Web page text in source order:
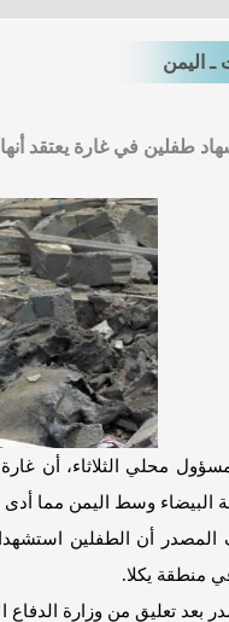
اليمن
طفلين في غارة يعتقد
محلي الثلاثاء، أن
وسط اليمن مما أدى إلى
أن الطفلين
منطقة يكلا.
بعد تعليق من وزارة الدفاع